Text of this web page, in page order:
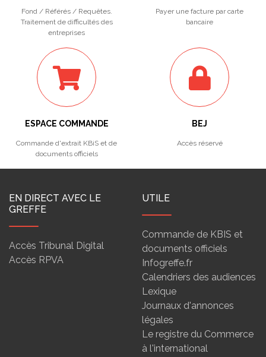
Fond / Référés / Requêtes.
Traitement de difficultés des
entreprises
Payer une facture par carte
bancaire
ESPACE COMMANDE
Commande d'extrait KBiS et de
documents officiels
BEJ
Accès réservé
EN DIRECT AVEC LE
GREFFE
Accès Tribunal Digital
Accès RPVA
UTILE
Commande de KBIS et
documents officiels
Infogreffe.fr
Calendriers des audiences
Lexique
Journaux d'annonces
légales
Le registre du Commerce
à l'international